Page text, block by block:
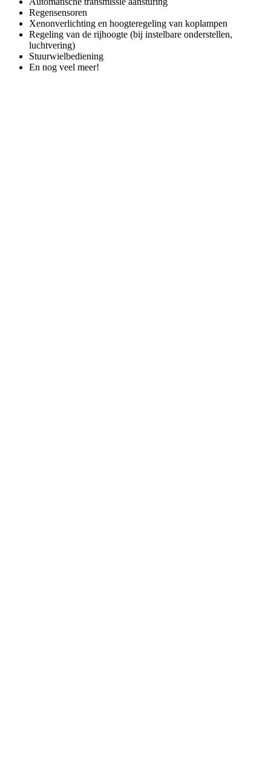
Regensensoren
Xenonverlichting en hoogteregeling van koplampen
Regeling van de rijhoogte (bij instelbare onderstellen,
luchtvering)
Stuurwielbediening
En nog veel meer!